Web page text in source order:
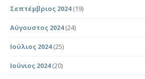
Σεπτέμβριος 2024(19)
Αύγουστος 2024(24)
Ιούλιος 2024(25)
Ιούνιος 2024(20)